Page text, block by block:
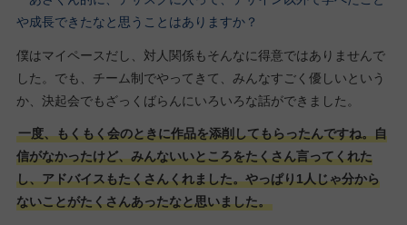
や成長できたなと思うことはありますか？
僕はマイペースだし、対人関係もそんなに得意ではありませんで
した。でも、チーム制でやってきて、みんなすごく優しいという
か、決起会でもざっくばらんにいろいろな話ができました。
一度、もくもく会のときに作品を添削してもらったんですね。自
信がなかったけど、みんないいところをたくさん言ってくれた
し、アドバイスもたくさんくれました。やっぱり1人じゃ分から
ないことがたくさんあったなと思いました。